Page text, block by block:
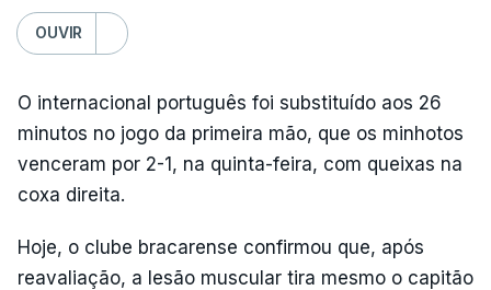
OUVIR
O internacional português foi substituído aos 26
minutos no jogo da primeira mão, que os minhotos
venceram por 2-1, na quinta-feira, com queixas na
coxa direita.
Hoje, o clube bracarense confirmou que, após
reavaliação, a lesão muscular tira mesmo o capitão